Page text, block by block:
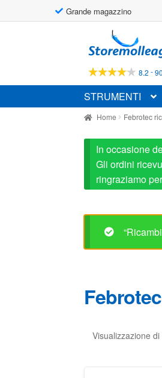
Grande magazzino
alla
navigazione
al
contenuto
8.2 -
STRUMENTI
Home Febrotec
In occasione
Gli ordini
ringraziamo
Visualizzazione